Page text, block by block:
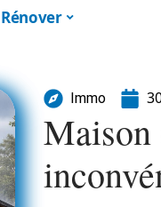
Rénover
Immo
Maison